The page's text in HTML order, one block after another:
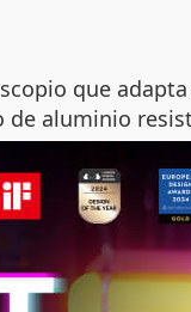
que
de aluminio